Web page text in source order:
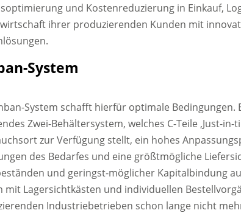
und Kostenreduzierung in Einkauf,
ihrer produzierenden Kunden mit
System
System schafft hierfür optimale Bedingungen.
Zwei-Behältersystem, welches C-Teile ‚Just-in-
zur Verfügung stellt, ein hohes
des Bedarfes und eine größtmögliche
und geringst-möglicher Kapitalbindung
mit Lagersichtkästen und individuellen
Industriebetrieben schon lange nicht